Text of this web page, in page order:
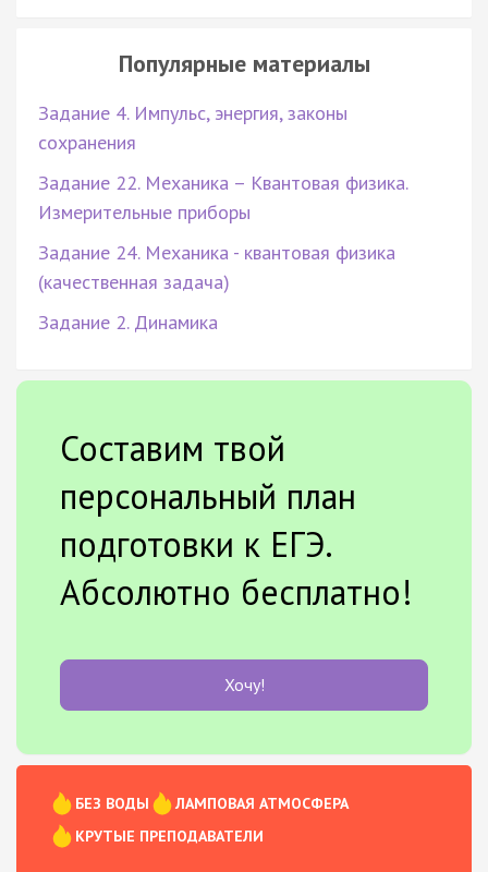
Популярные материалы
Задание 4. Импульс, энергия, законы
сохранения
Задание 22. Механика – Квантовая физика.
Измерительные приборы
Задание 24. Механика - квантовая физика
(качественная задача)
Задание 2. Динамика
Составим твой
персональный план
подготовки к ЕГЭ.
Абсолютно бесплатно!
Хочу!
БЕЗ ВОДЫ
ЛАМПОВАЯ АТМОСФЕРА
КРУТЫЕ ПРЕПОДАВАТЕЛИ